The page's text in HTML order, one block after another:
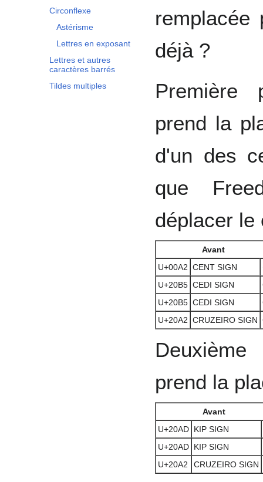
Circonflexe
Astérisme
Lettres en exposant
Lettres et autres
caractères barrés
Tildes multiples
déjà ?
Première
prend la
d'un des
que
déplacer le
Avant
U+00A2 CENT SIGN
U+20B5 CEDI SIGN
U+20B5 CEDI SIGN
U+20A2 CRUZEIRO SIGN
prend la
Avant
U+20AD KIP SIGN
U+20AD KIP SIGN
U+20A2
CRUZEIRO SIGN